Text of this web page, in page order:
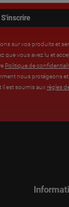
S'inscrire
sur vos produits et
que vous avez lu et
Politique de
nous protégeons et
il est soumis aux règles